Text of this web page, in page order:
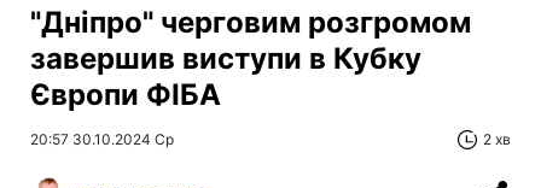
"Дніпро" черговим розгромом
завершив виступи в Кубку
Європи ФІБА
20:57 30.10.2024 Ср 2 хв